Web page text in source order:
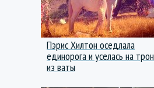
Пэрис Хилтон оседлала
единорога и уселась на трон
из ваты